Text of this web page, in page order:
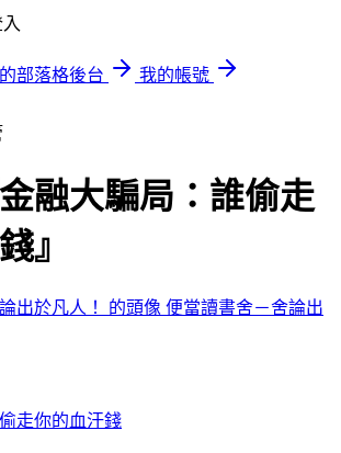
部落格後台
我的帳號
融大騙局：誰偷走
』
便當讀書舍－舍論出